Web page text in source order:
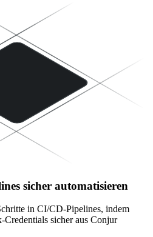
sicher automatisieren
in CI/CD-Pipelines, indem
sicher aus Conjur